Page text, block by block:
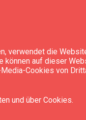
verwendet die
auf dieser
Cookies von
und über Cookies.